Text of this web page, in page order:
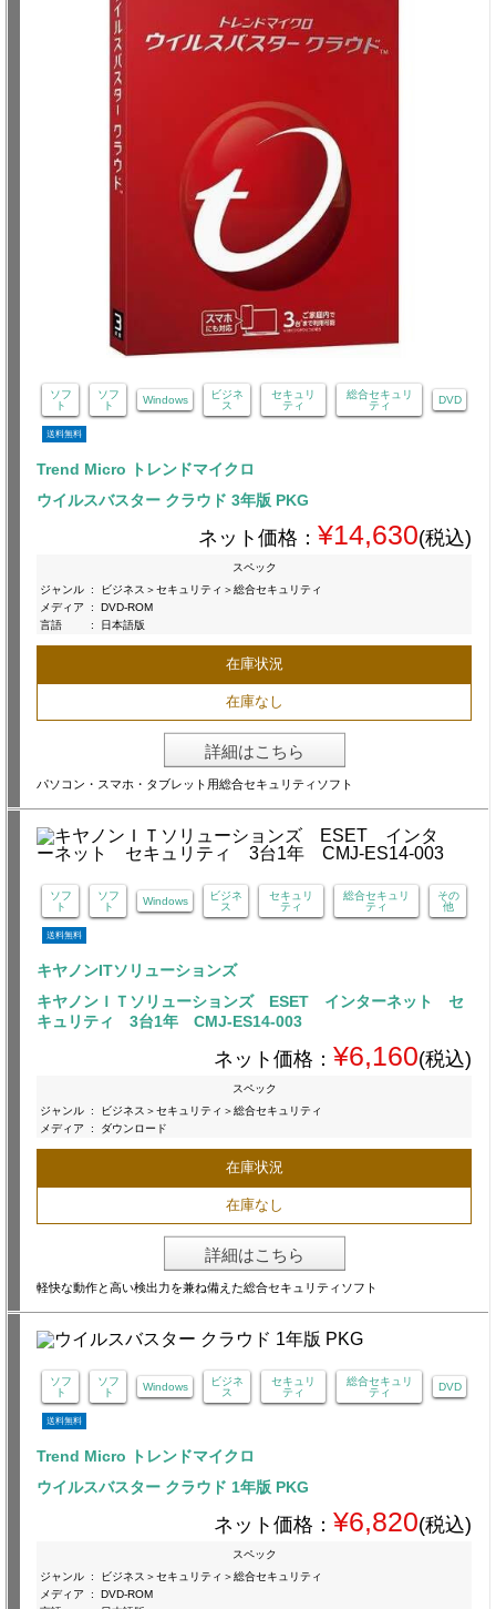
ソフ
ト
ソフ
ト
Windows
ビジネ
ス
セキュリ
ティ
総合セキュリ
ティ
DVD
送料無料
Trend Micro トレンドマイクロ
ウイルスバスター クラウド 3年版 PKG
ネット価格： ¥14,630(税込)
スペック
ジャンル :
ビジネス＞セキュリティ＞総合セキュリティ
メディア
:
DVD-ROM
言語
: 日本語版
在庫状況
在庫なし
詳細はこちら
パソコン・スマホ・タブレット用総合セキュリティソフト
ソフ
ト
ソフ
ト
Windows
ビジネ
ス
セキュリ
ティ
総合セキュリ
ティ
その
他
送料無料
キヤノンITソリューションズ
キヤノンＩＴソリューションズ ESET インターネット セ
キュリティ 3台1年 CMJ-ES14-003
ネット価格： ¥6,160(税込)
スペック
ジャンル :
ビジネス＞セキュリティ＞総合セキュリティ
メディア
: ダウンロード
在庫状況
在庫なし
詳細はこちら
軽快な動作と高い検出力を兼ね備えた総合セキュリティソフト
ソフ
ト
ソフ
ト
Windows
ビジネ
ス
セキュリ
ティ
総合セキュリ
ティ
DVD
送料無料
Trend Micro トレンドマイクロ
ウイルスバスター クラウド 1年版 PKG
ネット価格： ¥6,820(税込)
スペック
ジャンル :
ビジネス＞セキュリティ＞総合セキュリティ
メディア
:
DVD-ROM